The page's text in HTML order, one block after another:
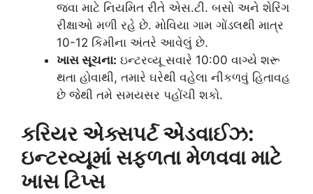
જવા માટે નિયમિત રીતે એસ.ટી. બસો અને શેરિંગ
રીક્ષાઓ મળી રહે છે. મોવિયા ગામ ગોંડલથી માત્ર
10-12 કિમીના અંતરે આવેલું છે.
ખાસ સૂચના: ઇન્ટરવ્યૂ સવારે 10:00 વાગ્યે શરૂ
થતા હોવાથી, તમારે ઘરેથી વહેલા નીકળવું હિતાવહ
છે જેથી તમે સમયસર પહોંચી શકો.
કરિયર એક્સપર્ટ એડવાઈઝ:
ઇન્ટરવ્યૂમાં સફળતા મેળવવા માટે
ખાસ ટિપ્સ